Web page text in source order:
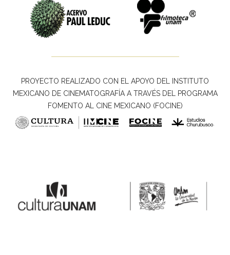
PROYECTO REALIZADO CON EL APOYO DEL INSTITUTO
MEXICANO DE CINEMATOGRAFÍA A TRAVÉS DEL PROGRAMA
FOMENTO AL CINE MEXICANO (FOCINE)